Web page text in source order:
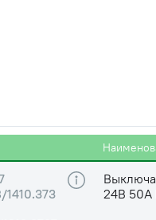
Шайба
Шайба
24В